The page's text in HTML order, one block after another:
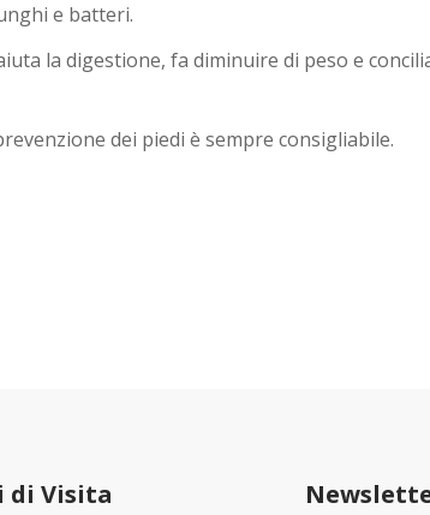
e batteri.
la digestione, fa diminuire di peso e
dei piedi è sempre consigliabile.
di Visita